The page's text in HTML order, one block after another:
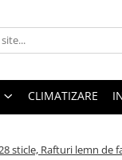
CLIMATIZARE
sticle, Rafturi lemn